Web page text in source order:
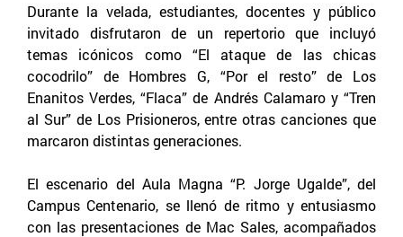
Durante la velada, estudiantes, docentes y público
invitado disfrutaron de un repertorio que incluyó
temas icónicos como “El ataque de las chicas
cocodrilo” de Hombres G, “Por el resto” de Los
Enanitos Verdes, “Flaca” de Andrés Calamaro y “Tren
al Sur” de Los Prisioneros, entre otras canciones que
marcaron distintas generaciones.
El escenario del Aula Magna “P. Jorge Ugalde”, del
Campus Centenario, se llenó de ritmo y entusiasmo
con las presentaciones de Mac Sales, acompañados